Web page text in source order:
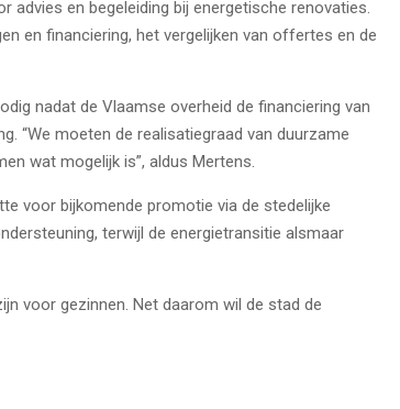
advies en begeleiding bij energetische renovaties.
en financiering, het vergelijken van offertes en de
nadat de Vlaamse overheid de financiering van
“We moeten de realisatiegraad van duurzame
wat mogelijk is”, aldus Mertens.
voor bijkomende promotie via de stedelijke
terwijl de energietransitie alsmaar
voor gezinnen. Net daarom wil de stad de